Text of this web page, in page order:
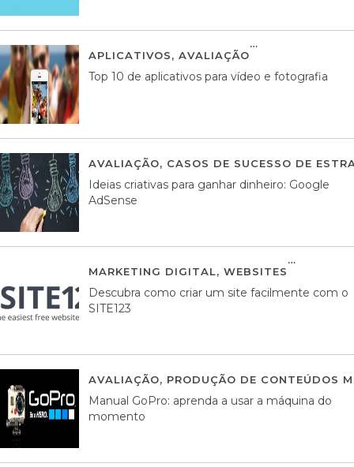
APLICATIVOS, AVALIAÇÃO
Top 10 de aplicativos para vídeo e fotografia
AVALIAÇÃO, CASOS DE SUCESSO DE
Ideias criativas para ganhar dinheiro: Google
AdSense
MARKETING DIGITAL, WEBSITES
Descubra como criar um site facilmente com o
SITE123
AVALIAÇÃO, PRODUÇÃO DE CONTEÚDOS
Manual GoPro: aprenda a usar a máquina do
momento